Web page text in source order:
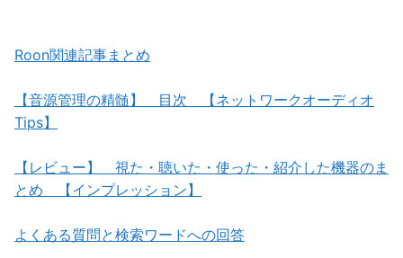
Roon関連記事まとめ
【音源管理の精髄】 目次 【ネットワークオーディオ
Tips】
【レビュー】 視た・聴いた・使った・紹介した機器のま
とめ 【インプレッション】
よくある質問と検索ワードへの回答